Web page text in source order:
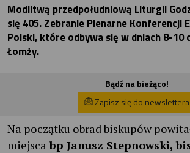
Modlitwą przedpołudniową Liturgii
się 405. Zebranie Plenarne Konferencji
Polski, które odbywa się w dniach 8-10
Łomży.
Bądź na bieżąco!
Zapisz się do newslettera
Na początku obrad biskupów
miejsca bp Janusz Stepnowski,